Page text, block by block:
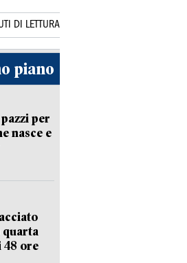
DI LETTURA
piano
per
nasce e
quarta
48 ore